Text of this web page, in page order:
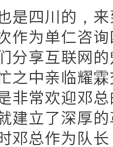
四川的，来
作为单仁咨
分享互联网
之中亲临耀
非常欢迎邓
建立了深厚
邓总作为队